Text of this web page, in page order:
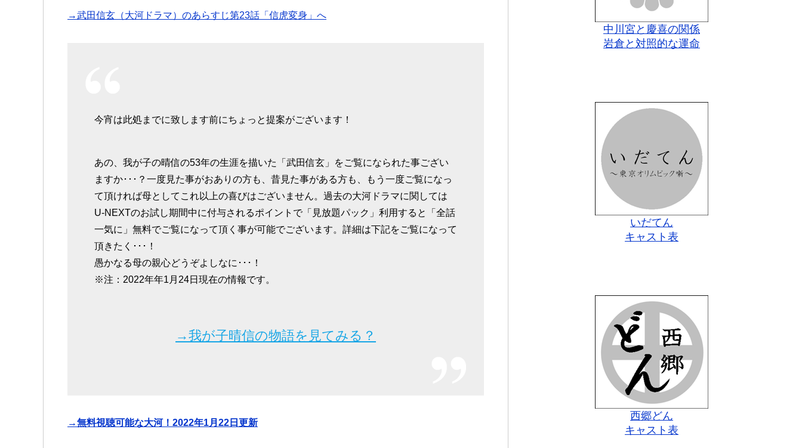
→武田信玄（大河ドラマ）のあらすじ第23話「信虎変身」へ
今宵は此処までに致します前にちょっと提案がございます！
あの、我が子の晴信の53年の生涯を描いた「武田信玄」をご覧になられた事ござい
ますか･･･？一度見た事がおありの方も、昔見た事がある方も、もう一度ご覧になっ
て頂ければ母としてこれ以上の喜びはございません。過去の大河ドラマに関しては
U-NEXTのお試し期間中に付与されるポイントで「見放題パック」利用すると「全話
一気に」無料でご覧になって頂く事が可能でございます。詳細は下記をご覧になって
頂きたく･･･！
愚かなる母の親心どうぞよしなに･･･！
※注：2022年年1月24日現在の情報です。
→我が子晴信の物語を見てみる？
→無料視聴可能な大河！2022年1月22日更新
中川宮と慶喜の関係
岩倉と対照的な運命
いだてん
キャスト表
西郷どん
キャスト表